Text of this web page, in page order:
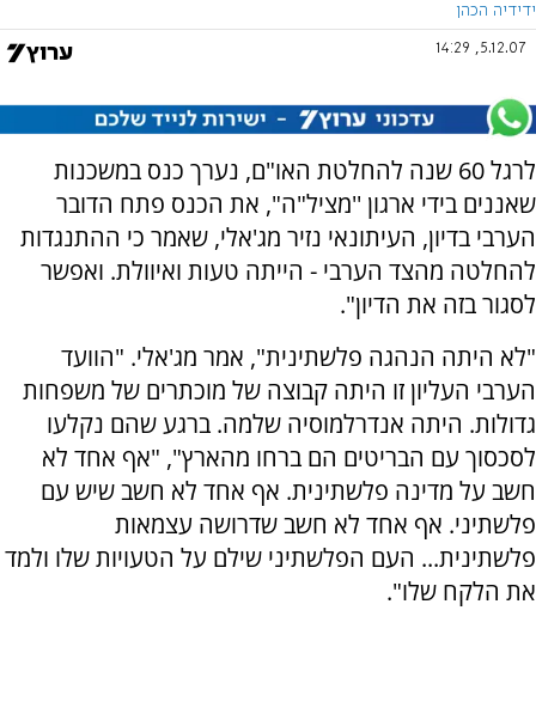
ידידיה הכהן
5.12.07, 14:29
לרגל 60 שנה להחלטת האו"ם, נערך כנס במשכנות
שאננים בידי ארגון ''מציל"ה", את הכנס פתח הדובר
הערבי בדיון, העיתונאי נזיר מג'אלי, שאמר כי ההתנגדות
להחלטה מהצד הערבי - הייתה טעות ואיוולת. ואפשר
לסגור בזה את הדיון".
"לא היתה הנהגה פלשתינית", אמר מג'אלי. "הוועד
הערבי העליון זו היתה קבוצה של מוכתרים של משפחות
גדולות. היתה אנדרלמוסיה שלמה. ברגע שהם נקלעו
לסכסוך עם הבריטים הם ברחו מהארץ", "אף אחד לא
חשב על מדינה פלשתינית. אף אחד לא חשב שיש עם
פלשתיני. אף אחד לא חשב שדרושה עצמאות
פלשתינית... העם הפלשתיני שילם על הטעויות שלו ולמד
את הלקח שלו".